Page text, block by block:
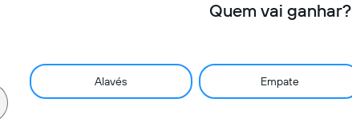
Quem vai ganhar?
Alavés Empate